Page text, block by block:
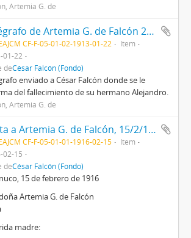
Artemia G. de
Telégrafo de Artemia G. de Falcón 22/1/1913
CF-F-05-01-02-1913-01-22
Item
01-22
deCésar Falcón (Fondo)
enviado a César Falcón donde se le
del fallecimiento de su hermano Alejandro.
Artemia G. de
Carta a Artemia G. de Falcón, 15/2/1916
CF-F-05-01-01-1916-02-15
Item
02-15
deCésar Falcón (Fondo)
15 de febrero de 1916
Artemia G. de Falcón
madre: